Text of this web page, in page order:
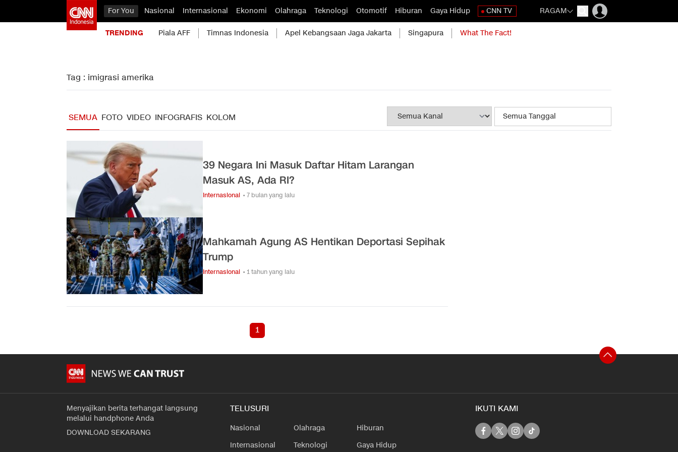
For You Nasional Internasional Ekonomi Olahraga Teknologi Otomotif Hiburan Gaya Hidup CNN TV RAGAM
TRENDING Piala AFF Timnas Indonesia Apel Kebangsaan Jaga Jakarta Singapura What The Fact!
Tag : imigrasi amerika
SEMUA FOTO VIDEO INFOGRAFIS KOLOM
39 Negara Ini Masuk Daftar Hitam Larangan
Masuk AS, Ada RI?
Internasional • 7 bulan yang lalu
Mahkamah Agung AS Hentikan Deportasi Sepihak
Trump
Internasional • 1 tahun yang lalu
1
Menyajikan berita terhangat langsung
melalui handphone Anda
DOWNLOAD SEKARANG
TELUSURI
Nasional
Internasional
Olahraga
Teknologi
Hiburan
Gaya Hidup
IKUTI KAMI